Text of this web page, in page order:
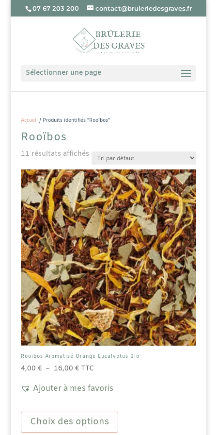
07 67 203 200 contact@bruleriedesgraves.fr
Sélectionner une page
Accueil / Produits identifiés “Rooïbos”
Rooïbos
11 résultats affichés
Rooibos Aromatisé Orange Eucalyptus Bio
4,00 € – 16,00 €Plage
prix :
à
16,00 €
TTC
Ajouter à mes favoris
Choix des options
produit
plusieurs